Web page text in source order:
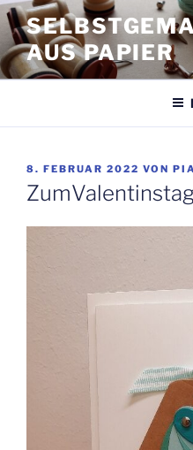
Zum
Inhalt
springenAUS PAPIER
VERÖFFENTLICHT
AM
8. FEBRUAR 2022 VON